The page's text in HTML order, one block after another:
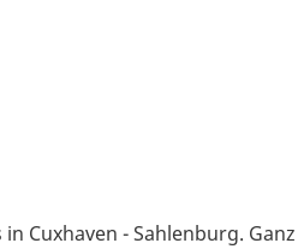
Cuxhaven - Sahlenburg. Ganz